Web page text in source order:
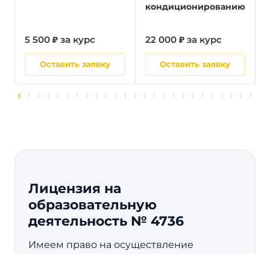
5 500 ₽ за курс
Оставить заявку
кондиционированию
22 000 ₽ за курс
Оставить заявку
Лицензия на
образовательную
деятельность № 4736
Имеем право на осуществление